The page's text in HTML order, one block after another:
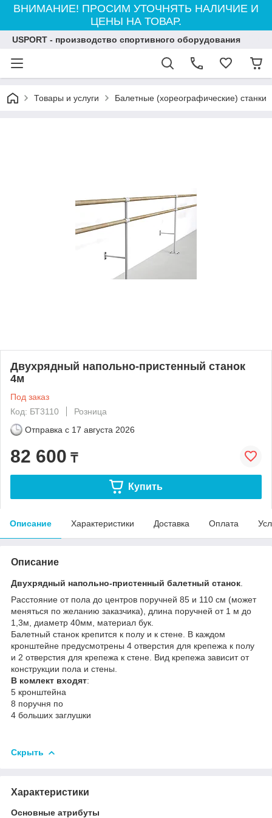
ВНИМАНИЕ! ПРОСИМ УТОЧНЯТЬ НАЛИЧИЕ И
ЦЕНЫ НА ТОВАР.
USPORT - производство спортивного оборудования
Товары и услуги Балетные (хореографические) станки
Двухрядный напольно-пристенный станок
4м
Под заказ
Код: БТ3110
Розница
Отправка с 17 августа 2026
82 600 ₸
Купить
Описание Характеристики Доставка Оплата
Описание
Двухрядный напольно-пристенный балетный станок
Расстояние от пола до центров поручней 85 и 110 см (может
меняться по желанию заказчика), длина поручней от 1 м до
1,3м, диаметр 40мм, материал бук.
Балетный станок крепится к полу и к стене. В каждом
кронштейне предусмотрены 4 отверстия для крепежа к полу
и 2 отверстия для крепежа к стене. Вид крепежа зависит от
конструкции пола и стены.
В комлект входят:
5 кронштейна
8 поручня по
4 больших заглушки
Скрыть
Характеристики
Основные атрибуты